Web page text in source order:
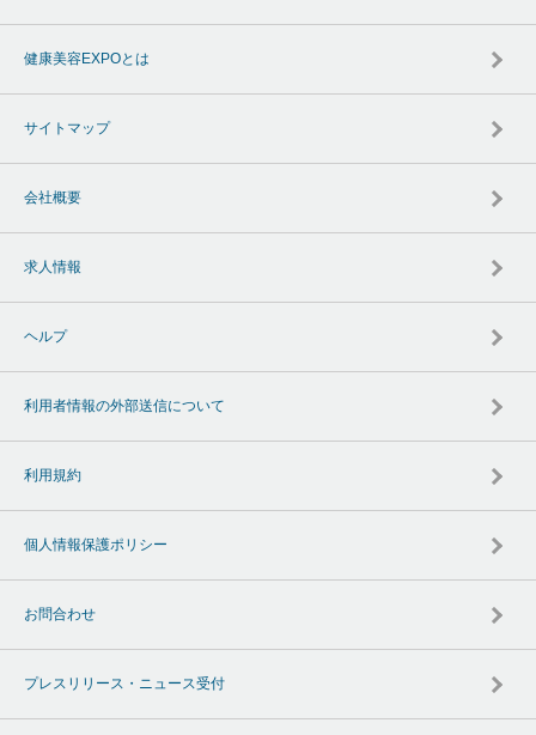
健康美容EXPOとは
サイトマップ
会社概要
求人情報
ヘルプ
利用者情報の外部送信について
利用規約
個人情報保護ポリシー
お問合わせ
プレスリリース・ニュース受付